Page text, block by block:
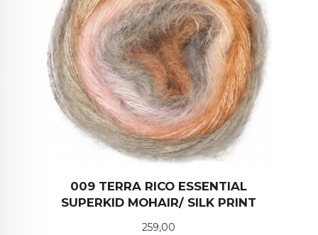
009 TERRA RICO ESSENTIAL
SUPERKID MOHAIR/ SILK PRINT
Pris
259,00